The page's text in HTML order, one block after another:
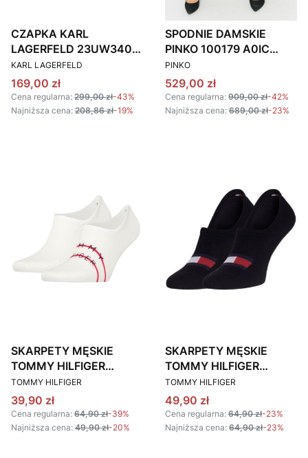
CZAPKA KARL
LAGERFELD 23UW3408
CZARNA
PRODUCENT
KARL LAGERFELD
Cena promocyjna
169,00 zł
Cena regularna: 299,00 zł-43%
Najniższa cena: 208,86 zł-19%
SPODNIE DAMSKIE
PINKO 100179 A0IC
JASNONIEBIESKIE
PRODUCENT
PINKO
Cena promocyjna
529,00 zł
Cena regularna: 909,00 zł-42%
Najniższa cena: 689,00 zł-23%
SKARPETY MĘSKIE
TOMMY HILFIGER
701222189 BIAŁE 2
PACK
PRODUCENT
TOMMY HILFIGER
Cena promocyjna
39,90 zł
Cena regularna: 64,90 zł-39%
Najniższa cena: 49,90 zł-20%
SKARPETY MĘSKIE
TOMMY HILFIGER
701223928 CZARNE 2
PACK
PRODUCENT
TOMMY HILFIGER
Cena promocyjna
49,90 zł
Cena regularna: 64,90 zł-23%
Najniższa cena: 64,90 zł-23%